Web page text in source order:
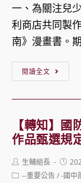
稱
本
專
案
計
自
年
主
辦
位
兒
少
面
臨
修
正
福
利
與
權
一、為關注兒
利商店共同製
南》漫畫書。
閱讀全文
社
團
法
台
【轉知】國
作品甄選規
Post
author:
生輔組長
Post
Post--重要公告/-國中